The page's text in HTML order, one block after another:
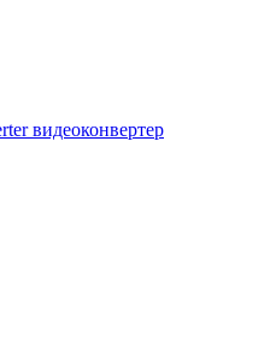
видеоконвертер